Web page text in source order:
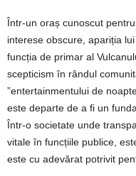
Într-un oraș cunoscut
interese obscure, apariția
funcția de primar al
scepticism în rândul
”entertainmentului de
este departe de a fi un
Într-o societate unde
vitale în funcțiile publice,
este cu adevărat potrivit